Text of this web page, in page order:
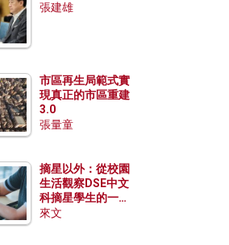
張建雄
市區再生局範式實
現真正的市區重建
3.0
張量童
摘星以外：從校園
生活觀察DSE中文
科摘星學生的一點
特質
來文